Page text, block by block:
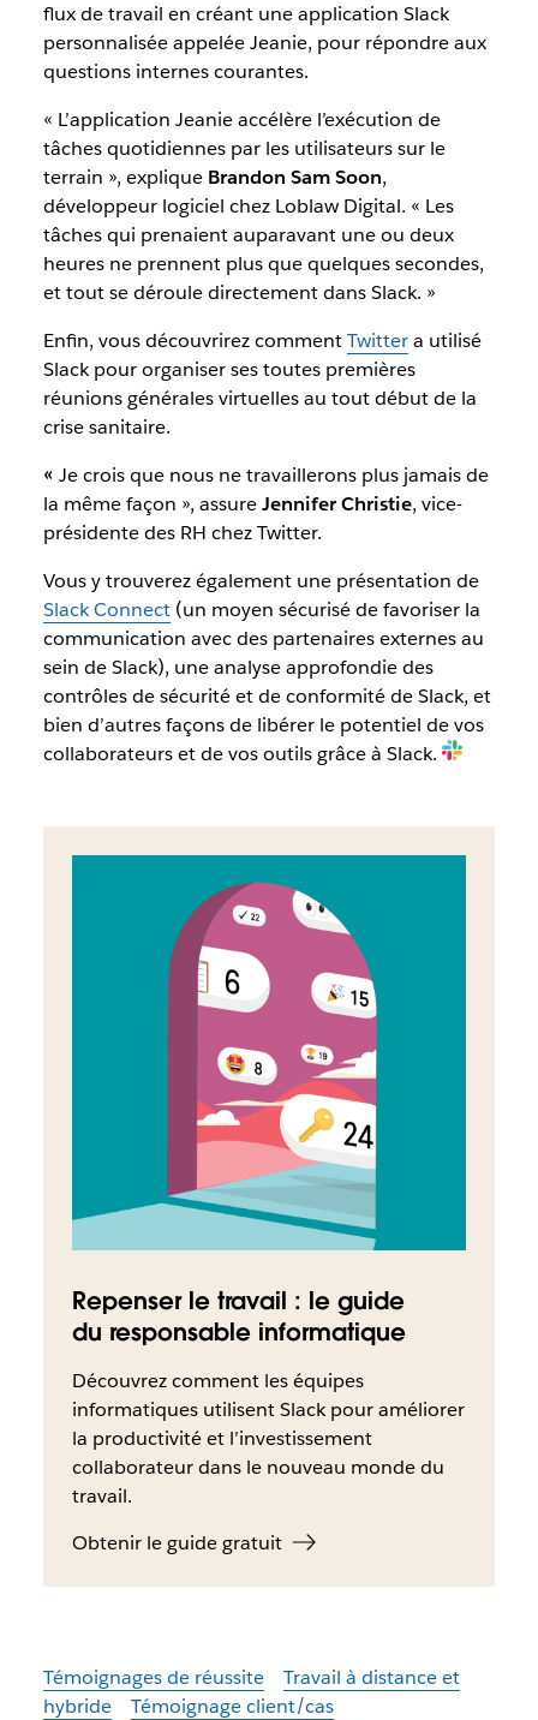
flux de travail en créant une application Slack
personnalisée appelée Jeanie, pour répondre aux
questions internes courantes.
« L’application Jeanie accélère l’exécution de
tâches quotidiennes par les utilisateurs sur le
terrain », explique Brandon Sam Soon,
développeur logiciel chez Loblaw Digital. « Les
tâches qui prenaient auparavant une ou deux
heures ne prennent plus que quelques secondes,
et tout se déroule directement dans Slack. »
Enfin, vous découvrirez commentTwittera utilisé
Slack pour organiser ses toutes premières
réunions générales virtuelles au tout début de la
crise sanitaire.
« Je crois que nous ne travaillerons plus jamais de
la même façon », assureJennifer Christie, vice-
présidente des RH chez Twitter.
Vous y trouverez également une présentation de
Slack Connect(un moyen sécurisé de favoriser la
communication avec des partenaires externes au
sein de Slack), une analyse approfondie des
contrôles de sécurité et de conformité de Slack, et
bien d’autres façons de libérer le potentiel de vos
collaborateurs et de vos outils grâce à Slack.
Repenser le travail : le guide
du responsable informatique
Découvrez comment les équipes
informatiques utilisent Slack pour améliorer
la productivité et l’investissement
collaborateur dans le nouveau monde du
travail.
Obtenir le guide gratuit
Témoignages de réussite
Travail à distance et
hybride
Témoignage client/cas